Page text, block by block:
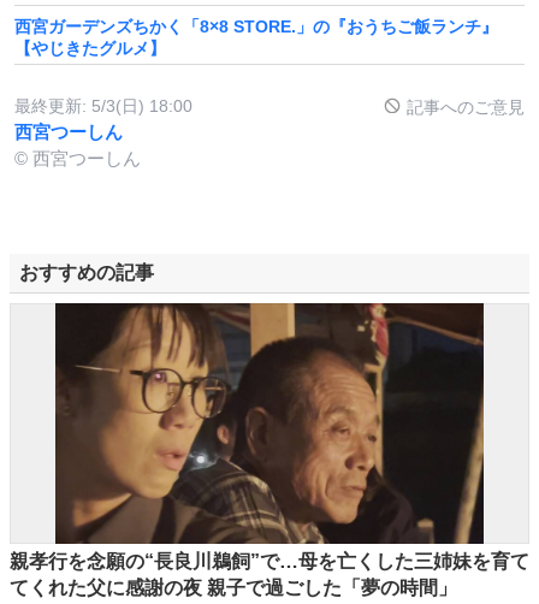
西宮ガーデンズちかく「8×8 STORE.」の『おうちご飯ランチ』
【やじきたグルメ】
最終更新: 5/3(日) 18:00 記事へのご意見
西宮つーしん
© 西宮つーしん
おすすめの記事
親孝行を念願の“長良川鵜飼”で…母を亡くした三姉妹を育て
てくれた父に感謝の夜 親子で過ごした「夢の時間」